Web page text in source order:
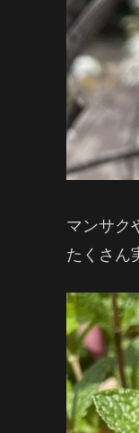
マンサク
たくさん